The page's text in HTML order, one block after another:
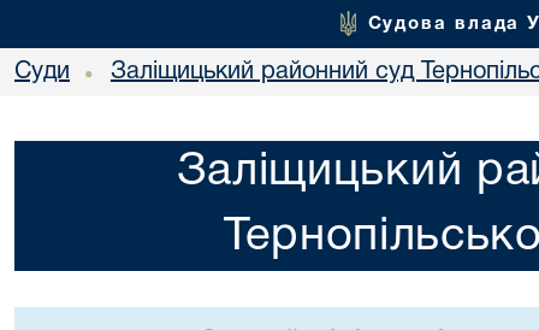
Судова влада
Суди • Заліщицький районний суд
Заліщицький